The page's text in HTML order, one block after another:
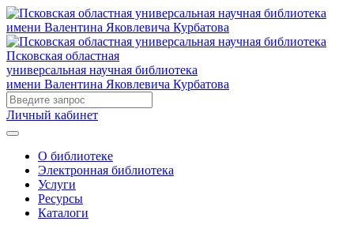
Псковская областная
универсальная научная библиотека
имени Валентина Яковлевича Курбатова
Личный кабинет
О библиотеке
Электронная библиотека
Услуги
Ресурсы
Каталоги